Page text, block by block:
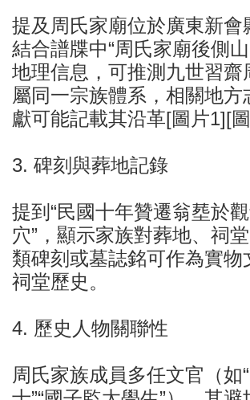
提及周氏家廟位於廣東新會
結合譜牒中“周氏家廟後側山
地理信息，可推測九世習齋
屬同一宗族體系，相關地方
獻可能記載其沿革[圖片1][圖
3. 碑刻與葬地記錄
提到“民國十年贊遷翁塟於
穴”，顯示家族對葬地、祠
類碑刻或墓誌銘可作為實物
祠堂歷史。
4. 歷史人物關聯性
周氏家族成員多任文官（如